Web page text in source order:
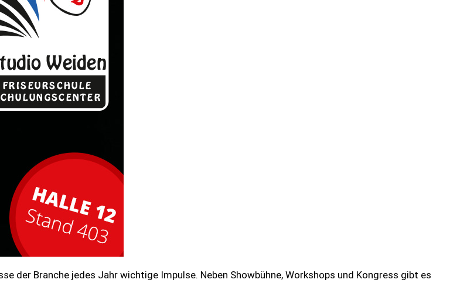
der Branche jedes Jahr wichtige Impulse. Neben Showbühne, Workshops und Kongress gibt es